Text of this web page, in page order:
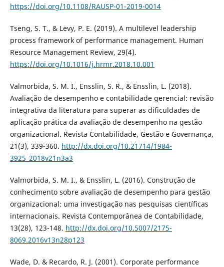
https://doi.org/10.1108/RAUSP-01-2019-0014
Tseng, S. T., & Levy, P. E. (2019). A multilevel leadership
process framework of performance management. Human
Resource Management Review, 29(4).
https://doi.org/10.1016/j.hrmr.2018.10.001
Valmorbida, S. M. I., Ensslin, S. R., & Ensslin, L. (2018).
Avaliação de desempenho e contabilidade gerencial: revisão
integrativa da literatura para superar as dificuldades de
aplicação prática da avaliação de desempenho na gestão
organizacional. Revista Contabilidade, Gestão e Governança,
21(3), 339-360. http://dx.doi.org/10.21714/1984-
3925_2018v21n3a3
Valmorbida, S. M. I., & Ensslin, L. (2016). Construção de
conhecimento sobre avaliação de desempenho para gestão
organizacional: uma investigação nas pesquisas científicas
internacionais. Revista Contemporânea de Contabilidade,
13(28), 123-148. http://dx.doi.org/10.5007/2175-
8069.2016v13n28p123
Wade, D. & Recardo, R. J. (2001). Corporate performance